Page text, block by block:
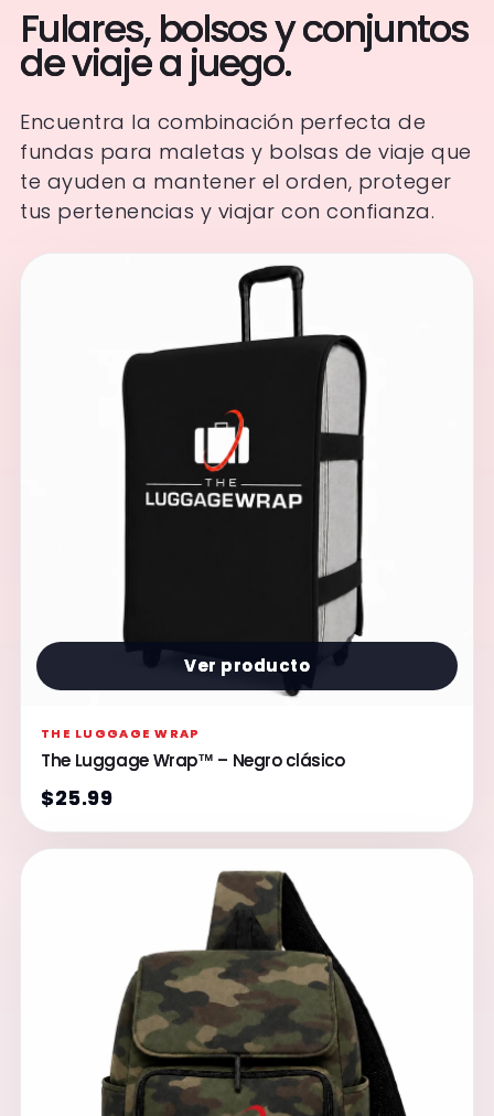
Fulares, bolsos y conjuntos
de viaje a juego.
Encuentra la combinación perfecta de
fundas para maletas y bolsas de viaje que
te ayuden a mantener el orden, proteger
tus pertenencias y viajar con confianza.
Ver producto
THE LUGGAGE WRAP
The Luggage Wrap™ – Negro clásico
$25.99